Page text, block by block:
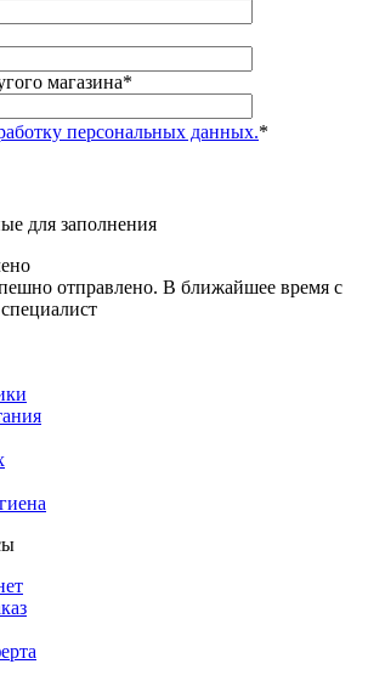
магазина*
персональных данных.*
для заполнения
отправлено. В ближайшее время с